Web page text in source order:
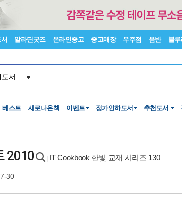
알라딘굿즈 온라인중고 중고매장 우주점 음반 블루
서
베스트 새로나온책 이벤트 정가인하도서 추천도서
2010 IT Cookbook 한빛 교재 시리즈 130
30